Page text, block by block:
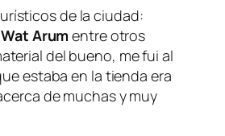
de la ciudad:
Wat Arumentre otros
del bueno, me fui al
estaba en la tienda era
de muchas y muy